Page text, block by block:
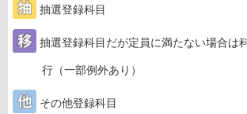
抽選登録科目
抽選登録科目だが定員に満たない場合は
行（一部例外あり）
その他登録科目